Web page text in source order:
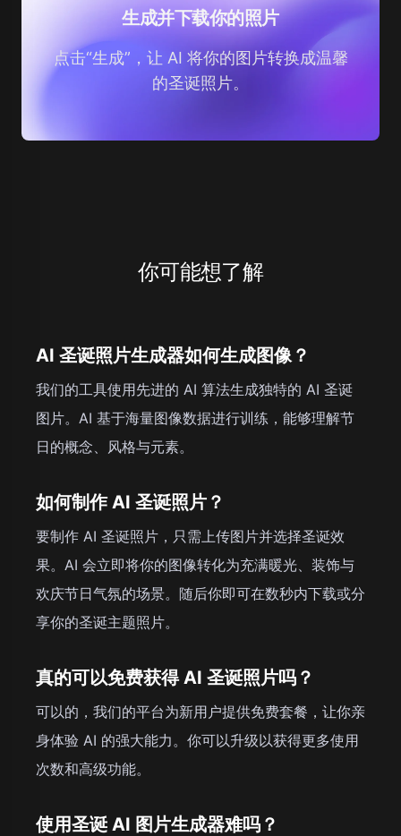
生成并下载你的照片
点击“生成”，让 AI 将你的图片转换成温馨
的圣诞照片。
你可能想了解
AI 圣诞照片生成器如何生成图像？
我们的工具使用先进的 AI 算法生成独特的 AI 圣诞
图片。AI 基于海量图像数据进行训练，能够理解节
日的概念、风格与元素。
如何制作 AI 圣诞照片？
要制作 AI 圣诞照片，只需上传图片并选择圣诞效
果。AI 会立即将你的图像转化为充满暖光、装饰与
欢庆节日气氛的场景。随后你即可在数秒内下载或分
享你的圣诞主题照片。
真的可以免费获得 AI 圣诞照片吗？
可以的，我们的平台为新用户提供免费套餐，让你亲
身体验 AI 的强大能力。你可以升级以获得更多使用
次数和高级功能。
使用圣诞 AI 图片生成器难吗？